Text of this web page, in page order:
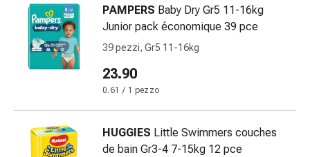
pelle
Naso
Gastrointestinale
Diarrea
Bruciore
stomaco
PAMPERS Baby Dry Gr5 11-16kg
Junior pack économique 39 pce
39 pezzi, Gr5 11-16kg
23.90
0.61 / 1 pezzo
HUGGIES Little Swimmers couches
de bain Gr3-4 7-15kg 12 pce